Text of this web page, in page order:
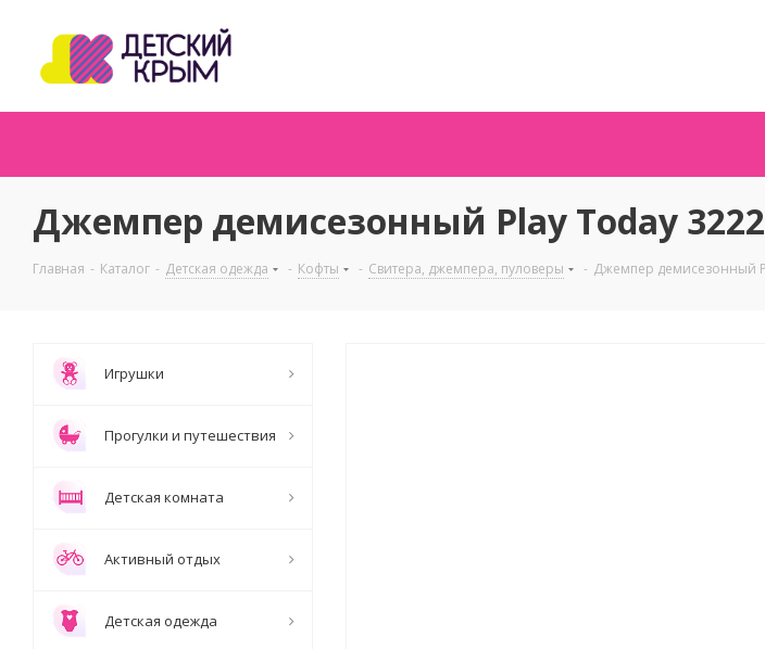
Джемпер демисезонный Play Today
Главная - Каталог - Детская одежда - Кофты - Свитера, джемпера, пуловеры - Джемпер демисезонный
Игрушки
Прогулки и путешествия
Детская комната
Активный отдых
Детская одежда